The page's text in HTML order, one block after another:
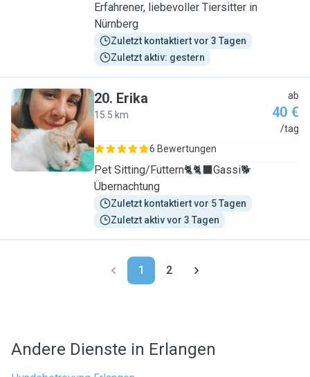
Erfahrener, liebevoller Tiersitter in
Nürnberg
Zuletzt kontaktiert vor 3 Tagen
Zuletzt aktiv: gestern
E
20. Erika
15.5 km
ab
40 €
/tag
6 Bewertungen
Pet Sitting/Futtern🐈🐈‍⬛Gassi🐕
Übernachtung
Zuletzt kontaktiert vor 5 Tagen
Zuletzt aktiv vor 3 Tagen
1 2
Andere Dienste in Erlangen